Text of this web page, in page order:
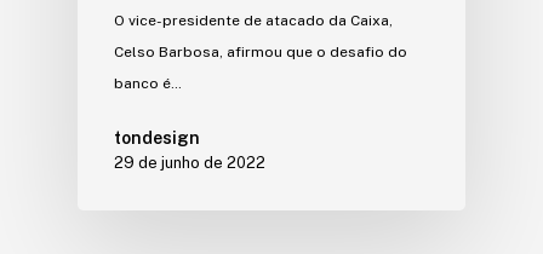
O vice-presidente de atacado da Caixa,
Celso Barbosa, afirmou que o desafio do
banco é…
tondesign
29 de junho de 2022